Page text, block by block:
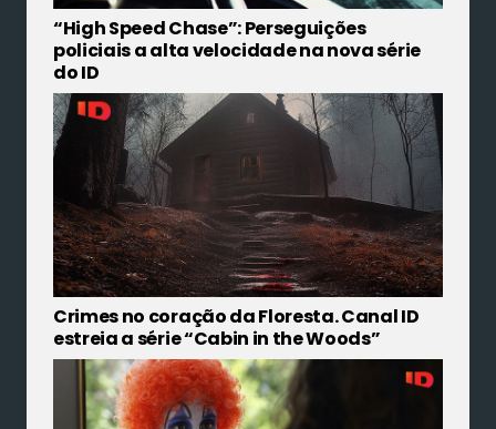
“High Speed Chase”: Perseguições
policiais a alta velocidade na nova série
do ID
Crimes no coração da Floresta. Canal ID
estreia a série “Cabin in the Woods”